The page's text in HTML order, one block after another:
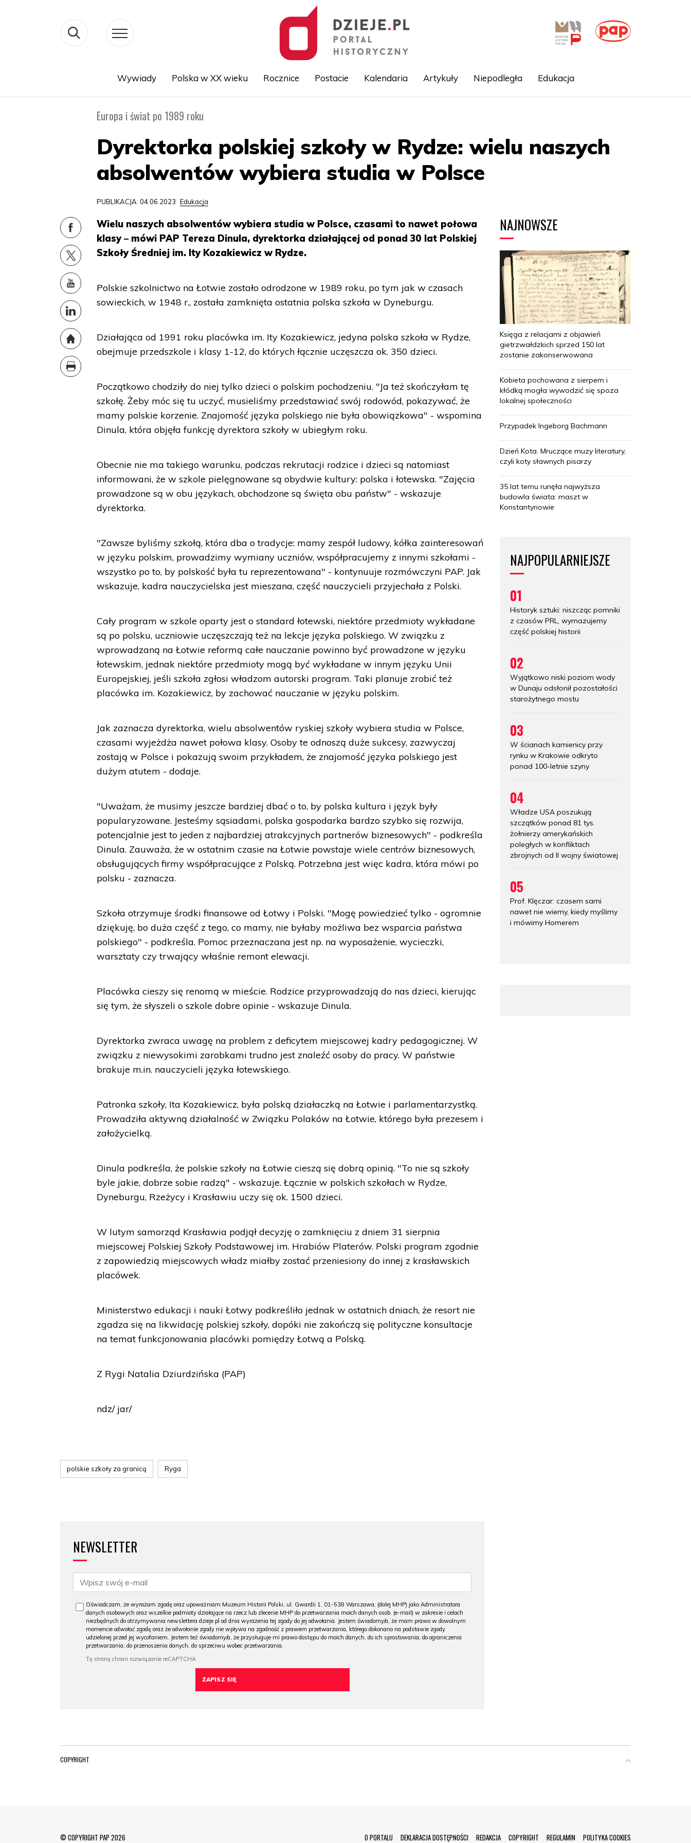
Wywiady Polska w XX wieku Rocznice Postacie Kalendaria Artykuły Niepodległa Edukacja
Europa i świat po 1989 roku
Dyrektorka polskiej szkoły w Rydze: wielu naszych
absolwentów wybiera studia w Polsce
PUBLIKACJA: 04.06.2023 Edukacja
Wielu naszych absolwentów wybiera studia w Polsce, czasami to nawet połowa
klasy – mówi PAP Tereza Dinula, dyrektorka działającej od ponad 30 lat Polskiej
Szkoły Średniej im. Ity Kozakiewicz w Rydze.
Polskie szkolnictwo na Łotwie zostało odrodzone w 1989 roku, po tym jak w czasach
sowieckich, w 1948 r., została zamknięta ostatnia polska szkoła w Dyneburgu.
Działająca od 1991 roku placówka im. Ity Kozakiewicz, jedyna polska szkoła w Rydze,
obejmuje przedszkole i klasy 1-12, do których łącznie uczęszcza ok. 350 dzieci.
Początkowo chodziły do niej tylko dzieci o polskim pochodzeniu. "Ja też skończyłam tę
szkołę. Żeby móc się tu uczyć, musieliśmy przedstawiać swój rodowód, pokazywać, że
mamy polskie korzenie. Znajomość języka polskiego nie była obowiązkowa" - wspomina
Dinula, która objęła funkcję dyrektora szkoły w ubiegłym roku.
Obecnie nie ma takiego warunku, podczas rekrutacji rodzice i dzieci są natomiast
informowani, że w szkole pielęgnowane są obydwie kultury: polska i łotewska. "Zajęcia
prowadzone są w obu językach, obchodzone są święta obu państw" - wskazuje
dyrektorka.
"Zawsze byliśmy szkołą, która dba o tradycje: mamy zespół ludowy, kółka zainteresowań
w języku polskim, prowadzimy wymiany uczniów, współpracujemy z innymi szkołami -
wszystko po to, by polskość była tu reprezentowana" - kontynuuje rozmówczyni PAP. Jak
wskazuje, kadra nauczycielska jest mieszana, część nauczycieli przyjechała z Polski.
Cały program w szkole oparty jest o standard łotewski, niektóre przedmioty wykładane
są po polsku, uczniowie uczęszczają też na lekcje języka polskiego. W związku z
wprowadzaną na Łotwie reformą całe nauczanie powinno być prowadzone w języku
łotewskim, jednak niektóre przedmioty mogą być wykładane w innym języku Unii
Europejskiej, jeśli szkoła zgłosi władzom autorski program. Taki planuje zrobić też
placówka im. Kozakiewicz, by zachować nauczanie w języku polskim.
Jak zaznacza dyrektorka, wielu absolwentów ryskiej szkoły wybiera studia w Polsce,
czasami wyjeżdża nawet połowa klasy. Osoby te odnoszą duże sukcesy, zazwyczaj
zostają w Polsce i pokazują swoim przykładem, że znajomość języka polskiego jest
dużym atutem - dodaje.
"Uważam, że musimy jeszcze bardziej dbać o to, by polska kultura i język były
popularyzowane. Jesteśmy sąsiadami, polska gospodarka bardzo szybko się rozwija,
potencjalnie jest to jeden z najbardziej atrakcyjnych partnerów biznesowych" - podkreśla
Dinula. Zauważa, że w ostatnim czasie na Łotwie powstaje wiele centrów biznesowych,
obsługujących firmy współpracujące z Polską. Potrzebna jest więc kadra, która mówi po
polsku - zaznacza.
Szkoła otrzymuje środki finansowe od Łotwy i Polski. "Mogę powiedzieć tylko - ogromnie
dziękuję, bo duża część z tego, co mamy, nie byłaby możliwa bez wsparcia państwa
polskiego" - podkreśla. Pomoc przeznaczana jest np. na wyposażenie, wycieczki,
warsztaty czy trwający właśnie remont elewacji.
Placówka cieszy się renomą w mieście. Rodzice przyprowadzają do nas dzieci, kierując
się tym, że słyszeli o szkole dobre opinie - wskazuje Dinula.
Dyrektorka zwraca uwagę na problem z deficytem miejscowej kadry pedagogicznej. W
związku z niewysokimi zarobkami trudno jest znaleźć osoby do pracy. W państwie
brakuje m.in. nauczycieli języka łotewskiego.
Patronka szkoły, Ita Kozakiewicz, była polską działaczką na Łotwie i parlamentarzystką.
Prowadziła aktywną działalność w Związku Polaków na Łotwie, którego była prezesem i
założycielką.
Dinula podkreśla, że polskie szkoły na Łotwie cieszą się dobrą opinią. "To nie są szkoły
byle jakie, dobrze sobie radzą" - wskazuje. Łącznie w polskich szkołach w Rydze,
Dyneburgu, Rzeżycy i Krasławiu uczy się ok. 1500 dzieci.
W lutym samorząd Krasławia podjął decyzję o zamknięciu z dniem 31 sierpnia
miejscowej Polskiej Szkoły Podstawowej im. Hrabiów Platerów. Polski program zgodnie
z zapowiedzią miejscowych władz miałby zostać przeniesiony do innej z krasławskich
placówek.
Ministerstwo edukacji i nauki Łotwy podkreśliło jednak w ostatnich dniach, że resort nie
zgadza się na likwidację polskiej szkoły, dopóki nie zakończą się polityczne konsultacje
na temat funkcjonowania placówki pomiędzy Łotwą a Polską.
Z Rygi Natalia Dziurdzińska (PAP)
ndz/ jar/
polskie szkoły za granicą Ryga
NEWSLETTER
Oświadczam, że wyrażam zgodę oraz upoważniam Muzeum Historii Polski, ul. Gwardii 1, 01-538 Warszawa, (dalej MHP) jako Administratora
danych osobowych oraz wszelkie podmioty działające na rzecz lub zlecenie MHP do przetwarzania moich danych osob. (e-mail) w zakresie i celach
niezbędnych do otrzymywania newslettera dzieje.pl od dnia wyrażenia tej zgody do jej odwołania. Jestem świadomy/a, że mam prawo w dowolnym
momencie odwołać zgodę oraz że odwołanie zgody nie wpływa na zgodność z prawem przetwarzania, którego dokonano na podstawie zgody
udzielonej przed jej wycofaniem. Jestem też świadomy/a, że przysługuje mi prawo dostępu do moich danych, do ich sprostowania, do ograniczenia
przetwarzania, do przenoszenia danych, do sprzeciwu wobec przetwarzania.
NAJNOWSZE
Księga z relacjami z objawień
gietrzwałdzkich sprzed 150 lat
zostanie zakonserwowana
Kobieta pochowana z sierpem i
kłódką mogła wywodzić się spoza
lokalnej społeczności
Przypadek Ingeborg Bachmann
Dzień Kota. Mruczące muzy literatury,
czyli koty sławnych pisarzy
35 lat temu runęła najwyższa
budowla świata: maszt w
Konstantynowie
NAJPOPULARNIEJSZE
01
Historyk sztuki: niszcząc pomniki
z czasów PRL, wymazujemy
część polskiej historii
02
Wyjątkowo niski poziom wody
w Dunaju odsłonił pozostałości
starożytnego mostu
03
W ścianach kamienicy przy
rynku w Krakowie odkryto
ponad 100-letnie szyny
04
Władze USA poszukują
szczątków ponad 81 tys.
żołnierzy amerykańskich
poległych w konfliktach
zbrojnych od II wojny światowej
05
Prof. Klęczar: czasem sami
nawet nie wiemy, kiedy myślimy
i mówimy Homerem
COPYRIGHT
© COPYRIGHT PAP 2026 O PORTALU DEKLARACJA DOSTĘPNOŚCI REDAKCJA COPYRIGHT REGULAMIN POLITYKA COOKIES